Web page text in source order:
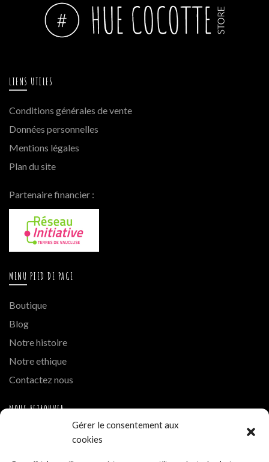
Gérer le consentement aux
cookies
LIENS UTILES
Conditions générales de vente
Données personnelles
Mentions légales
Plan du site
Partenaire financier :
MENU PIED DE PAGE
Boutique
Blog
Notre histoire
Notre ethique
Contactez nous
NOUS RETROUVER